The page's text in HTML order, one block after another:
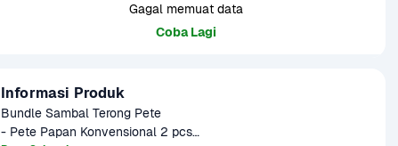
Gagal memuat data
Coba Lagi
Informasi Produk
Bundle Sambal Terong Pete
- Pete Papan Konvensional 2 pcs